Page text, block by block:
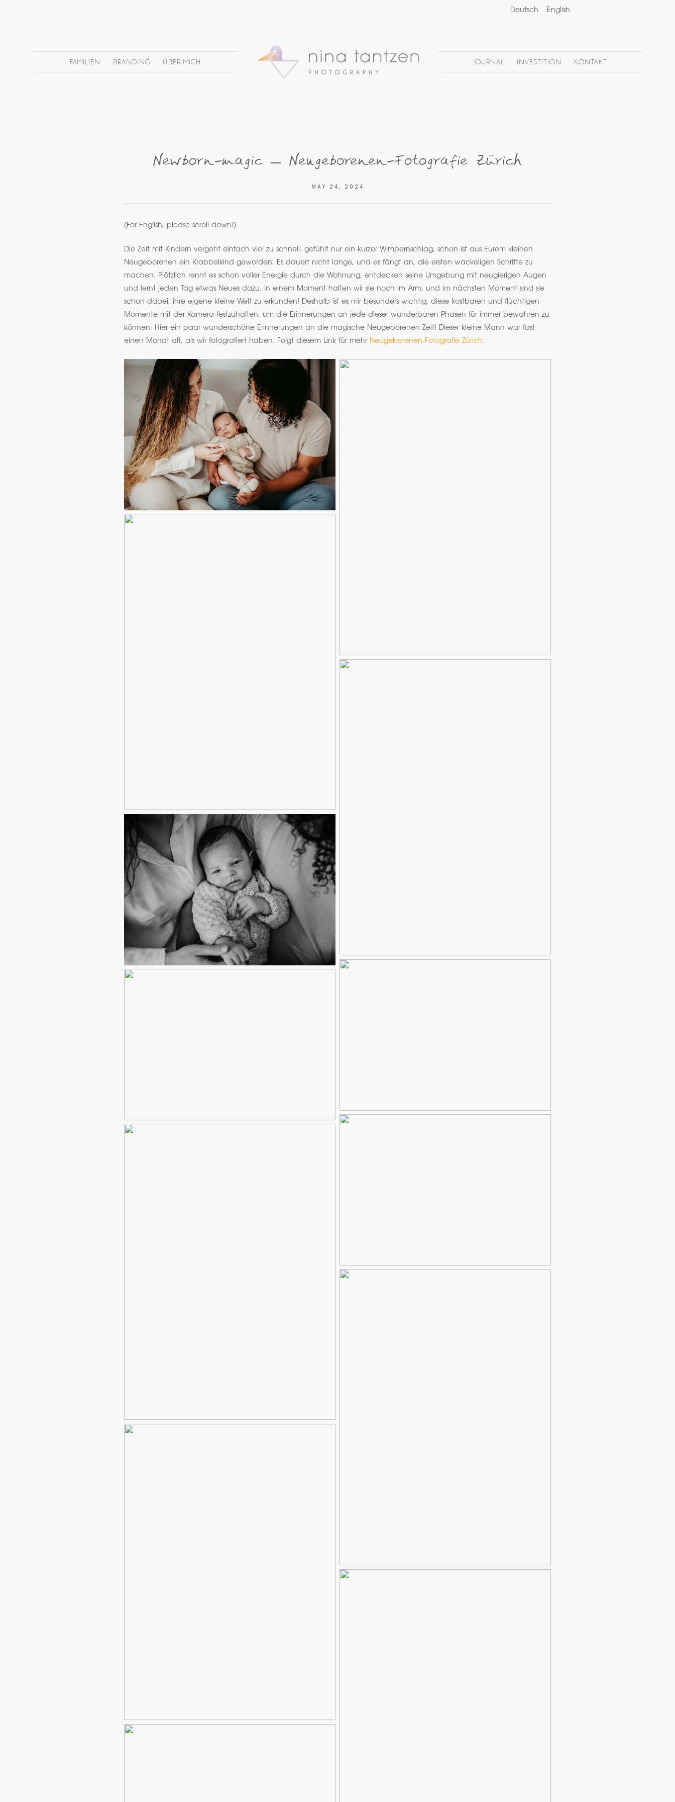
Deutsch English
FAMILIEN BRANDING ÜBER MICH JOURNAL INVESTITION KONTAKT
Newborn-magic – Neugeborenen-Fotografie Zürich
MAY 24, 2024
(For English, please scroll down!)
Die Zeit mit Kindern vergeht einfach viel zu schnell: gefühlt nur ein kurzer Wimpernschlag, schon ist aus Eurem kleinen
Neugeborenen ein Krabbelkind geworden. Es dauert nicht lange, und es fängt an, die ersten wackeligen Schritte zu
machen. Plötzlich rennt es schon voller Energie durch die Wohnung, entdecken seine Umgebung mit neugierigen Augen
und lernt jeden Tag etwas Neues dazu. In einem Moment halten wir sie noch im Arm, und im nächsten Moment sind sie
schon dabei, ihre eigene kleine Welt zu erkunden! Deshalb ist es mir besonders wichtig, diese kostbaren und flüchtigen
Momente mit der Kamera festzuhalten, um die Erinnerungen an jede dieser wunderbaren Phasen für immer bewahren zu
können. Hier ein paar wunderschöne Erinnerungen an die magische Neugeborenen-Zeit! Dieser kleine Mann war fast
einen Monat alt, als wir fotografiert haben. Folgt diesem Link für mehr Neugeborenen-Fotografie Zürich.